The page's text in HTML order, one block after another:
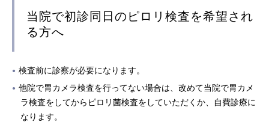
当院で初診同日のピロリ検査を希望され
る方へ
検査前に診察が必要になります。
他院で胃カメラ検査を行ってない場合は、改めて当院で胃カメ
ラ検査をしてからピロリ菌検査をしていただくか、自費診療に
なります。